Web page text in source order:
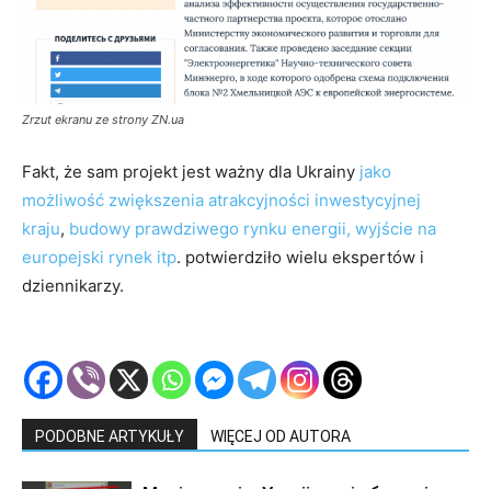
Zrzut ekranu ze strony ZN.ua
Fakt, że sam projekt jest ważny dla Ukrainy jako
możliwość zwiększenia atrakcyjności inwestycyjnej
kraju, budowy prawdziwego rynku energii, wyjście na
europejski rynek itp. potwierdziło wielu ekspertów i
dziennikarzy.
PODOBNE ARTYKUŁY WIĘCEJ OD AUTORA